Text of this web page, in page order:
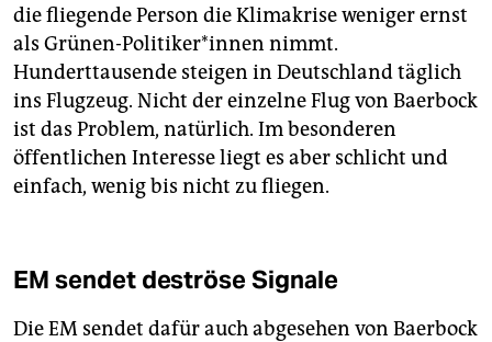
die fliegende Person die Klimakrise weniger ernst
als Grünen-Politiker*innen nimmt.
Hunderttausende steigen in Deutschland täglich
ins Flugzeug. Nicht der einzelne Flug von Baerbock
ist das Problem, natürlich. Im besonderen
öffentlichen Interesse liegt es aber schlicht und
einfach, wenig bis nicht zu fliegen.
EM sendet deströse Signale
Die EM sendet dafür auch abgesehen von Baerbock